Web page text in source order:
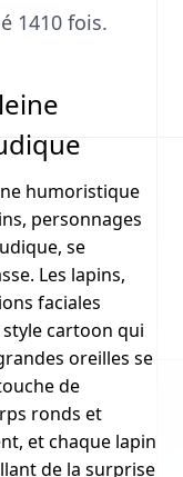
1410 fois.
humoristique
personnages
se
Les lapins,
faciales
cartoon qui
oreilles se
de
ronds et
et chaque lapin
de la surprise